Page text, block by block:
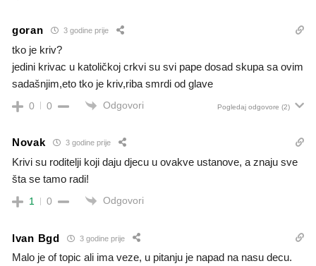
goran 3 godine prije
tko je kriv?
jedini krivac u katoličkoj crkvi su svi pape dosad skupa sa ovim
sadašnjim,eto tko je kriv,riba smrdi od glave
0 0 Odgovori Pogledaj odgovore (2)
Novak 3 godine prije
Krivi su roditelji koji daju djecu u ovakve ustanove, a znaju sve
šta se tamo radi!
1 0 Odgovori
Ivan Bgd 3 godine prije
Malo je of topic ali ima veze, u pitanju je napad na nasu decu.